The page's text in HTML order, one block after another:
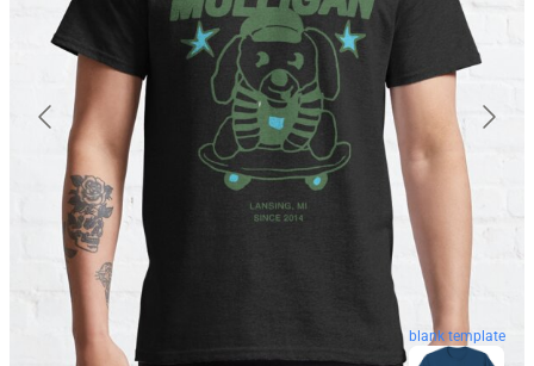
blank template